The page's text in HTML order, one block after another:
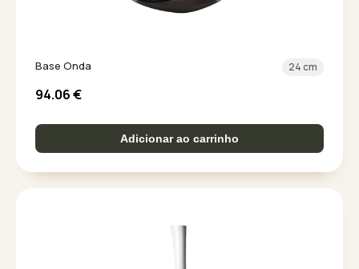
Base Onda 24 cm
94.06€
Adicionar ao carrinho